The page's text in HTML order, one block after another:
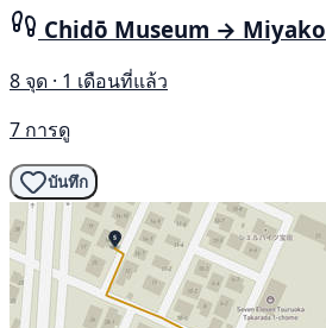
Chidō Museum → Miyako
8 จุด · 1 เดือนที่แล้ว
7 การดู
บันทึก